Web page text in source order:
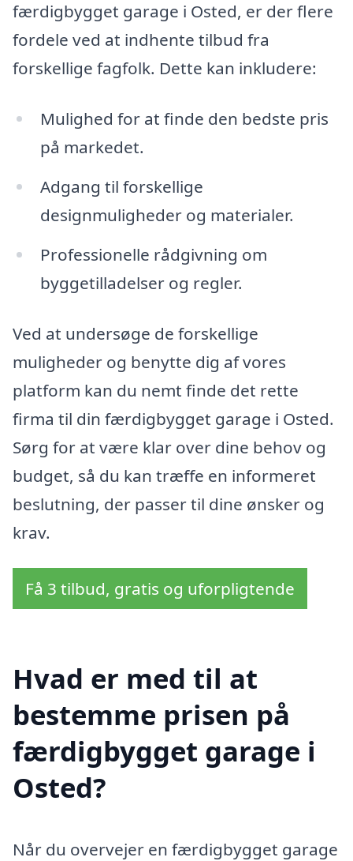
færdigbygget garage i Osted, er der flere
fordele ved at indhente tilbud fra
forskellige fagfolk. Dette kan inkludere:
Mulighed for at finde den bedste pris
på markedet.
Adgang til forskellige
designmuligheder og materialer.
Professionelle rådgivning om
byggetilladelser og regler.
Ved at undersøge de forskellige
muligheder og benytte dig af vores
platform kan du nemt finde det rette
firma til din færdigbygget garage i Osted.
Sørg for at være klar over dine behov og
budget, så du kan træffe en informeret
beslutning, der passer til dine ønsker og
krav.
Få 3 tilbud, gratis og uforpligtende
Hvad er med til at
bestemme prisen på
færdigbygget garage i
Osted?
Når du overvejer en færdigbygget garage